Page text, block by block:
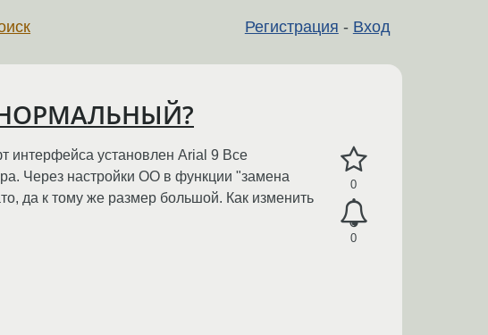
Регистрация - Вход
НОРМАЛЬНЫЙ?
0
0
интерфейса установлен Arial 9 Все
Через настройки ОО в функции "замена
да к тому же размер большой. Как изменить